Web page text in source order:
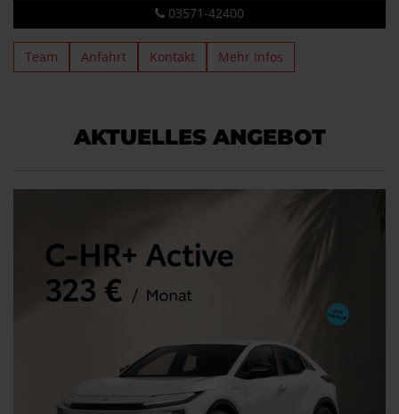
03571-42400
Team Anfahrt Kontakt Mehr Infos
AKTUELLES ANGEBOT